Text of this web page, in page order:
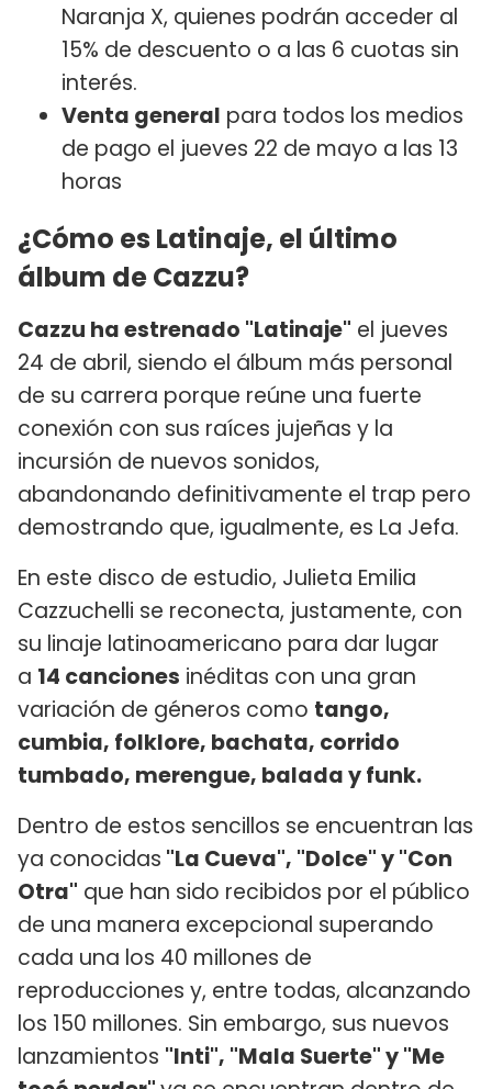
Naranja X, quienes podrán acceder al
15% de descuento o a las 6 cuotas sin
interés.
Venta general para todos los medios
de pago el jueves 22 de mayo a las 13
horas
¿Cómo es Latinaje, el último
álbum de Cazzu?
Cazzu ha estrenado "Latinaje" el jueves
24 de abril, siendo el álbum más personal
de su carrera porque reúne una fuerte
conexión con sus raíces jujeñas y la
incursión de nuevos sonidos,
abandonando definitivamente el trap pero
demostrando que, igualmente, es La Jefa.
En este disco de estudio, Julieta Emilia
Cazzuchelli se reconecta, justamente, con
su linaje latinoamericano para dar lugar
a 14 canciones inéditas con una gran
variación de géneros como tango,
cumbia, folklore, bachata, corrido
tumbado, merengue, balada y funk.
Dentro de estos sencillos se encuentran las
ya conocidas "La Cueva", "Dolce" y "Con
Otra" que han sido recibidos por el público
de una manera excepcional superando
cada una los 40 millones de
reproducciones y, entre todas, alcanzando
los 150 millones. Sin embargo, sus nuevos
lanzamientos "Inti", "Mala Suerte" y "Me